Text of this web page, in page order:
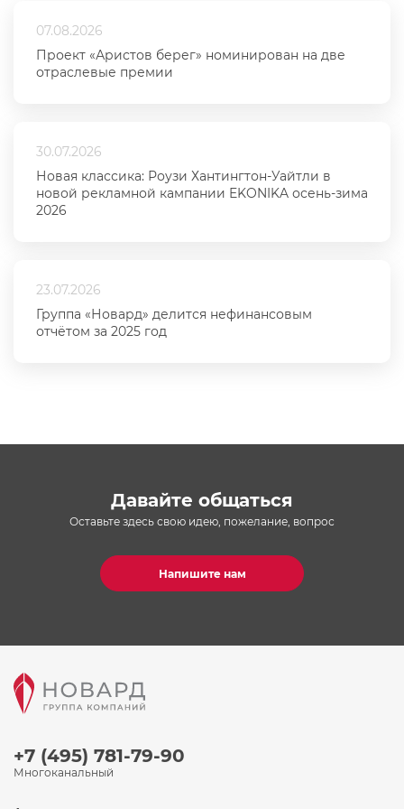
07.08.2026
Проект «Аристов берег» номинирован на две
отраслевые премии
30.07.2026
Новая классика: Роузи Хантингтон-Уайтли в
новой рекламной кампании EKONIKA осень-зима
2026
23.07.2026
Группа «Новард» делится нефинансовым
отчётом за 2025 год
Давайте общаться
Оставьте здесь свою идею, пожелание, вопрос
Напишите нам
+7 (495) 781-79-90
Многоканальный